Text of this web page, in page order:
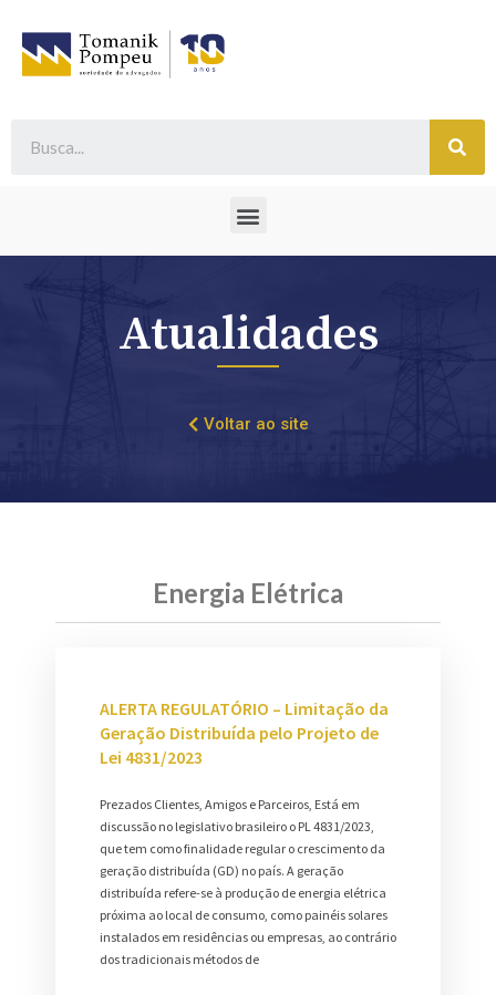
Atualidades
Voltar ao site
Energia Elétrica
ALERTA REGULATÓRIO – Limitação da
Geração Distribuída pelo Projeto de
Lei 4831/2023
Prezados Clientes, Amigos e Parceiros, Está em
discussão no legislativo brasileiro o PL 4831/2023,
que tem como finalidade regular o crescimento da
geração distribuída (GD) no país. A geração
distribuída refere-se à produção de energia elétrica
próxima ao local de consumo, como painéis solares
instalados em residências ou empresas, ao contrário
dos tradicionais métodos de